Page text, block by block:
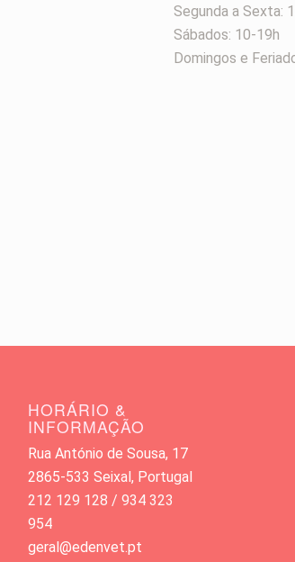
Segunda a Sexta:
Sábados: 10-19h
Domingos e
HORÁRIO &
INFORMAÇÃO
Rua António de Sousa, 17
2865-533 Seixal, Portugal
212 129 128 / 934 323
954
geral@edenvet.pt